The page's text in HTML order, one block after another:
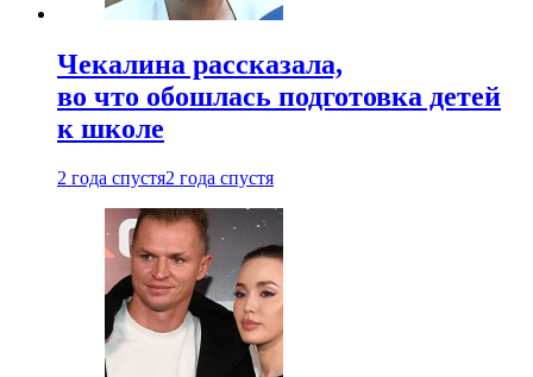
Чекалина рассказала,
во что обошлась подготовка детей
к школе
2 года спустя2 года спустя